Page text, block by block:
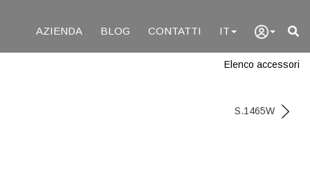
AZIENDA BLOG CONTATTI IT
Elenco accessori
S.1465W